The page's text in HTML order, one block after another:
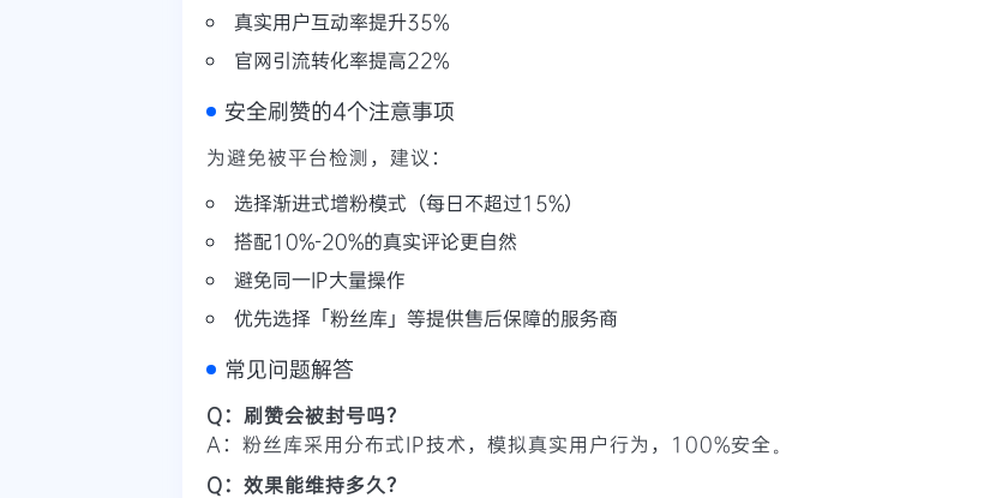
真实用户互动率提升35%
官网引流转化率提高22%
安全刷赞的4个注意事项
为避免被平台检测，建议：
选择渐进式增粉模式（每日不超过15%）
搭配10%-20%的真实评论更自然
避免同一IP大量操作
优先选择「粉丝库」等提供售后保障的服务商
常见问题解答
Q：刷赞会被封号吗？
A：粉丝库采用分布式IP技术，模拟真实用户行为，100%安全。
Q：效果能维持多久？